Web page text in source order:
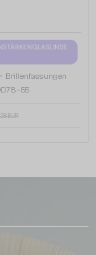
Brillenfassungen
- 55
EUR